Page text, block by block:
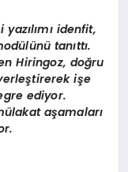
yazılımı idenfit,
ülünü tanıttı.
Hiringoz, doğru
ştirerek işe
ediyor.
ülakat aşamaları